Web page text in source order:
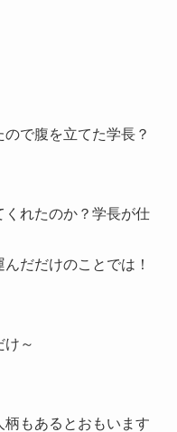
で腹を立てた学長？
くれたのか？学長が仕
だだけのことでは！
け～
柄もあるとおもいます